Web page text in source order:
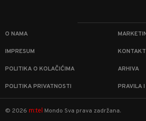
O NAMA
IMPRESUM KONTAKT
POLITIKA O KOLAČIĆIMA ARHIVA
POLITIKA PRIVATNOSTI PRAVILA
© 2026 m:tel Mondo Sva prava zadržana.